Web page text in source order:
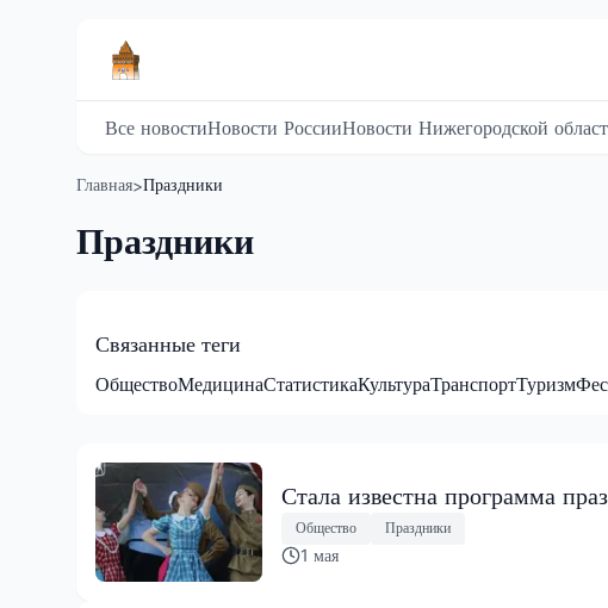
Все новостиНовости РоссииНовости Нижегородской
Главная>Праздники
Праздники
Связанные теги
ОбществоМедицинаСтатистикаКультураТранспортТуризм
Стала известна программа
Общество Праздники
1 мая